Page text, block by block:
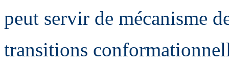
peut servir de mécanisme
transitions